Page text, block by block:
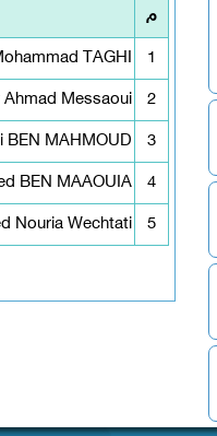
م
1
TAGHI
2
Messaoui
3
BEN MAHMOUD
4
BEN MAAOUIA
5
Nouria Wechtati